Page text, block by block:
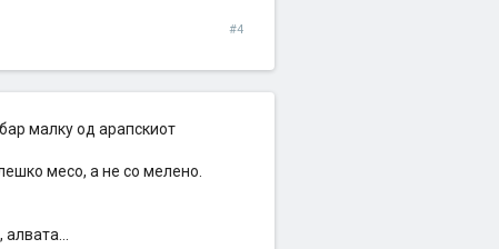
#4
малку од арапскиот
месо, а не со мелено.